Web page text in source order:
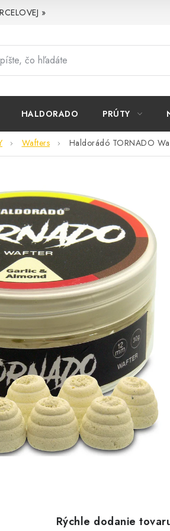
»
HALDORADO PRÚTY
Wafters Haldorádó TORNADO
Rýchle dodanie